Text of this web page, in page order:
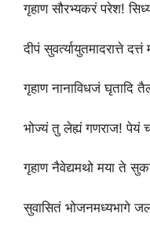
गृहाण सौरभ्यकरं परेश!
दीपं सुवर्त्यायुतमादरात्ते
गृहाण नानाविधजं घृतादि
भोज्यं तु लेह्यं गणराज! पेयं
गृहाण नैवेद्यमथो मया ते
सुवासितं भोजनमध्यभागे